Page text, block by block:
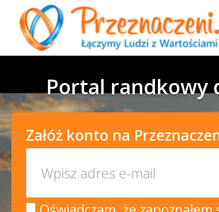
Portal randkowy
Załóż konto na